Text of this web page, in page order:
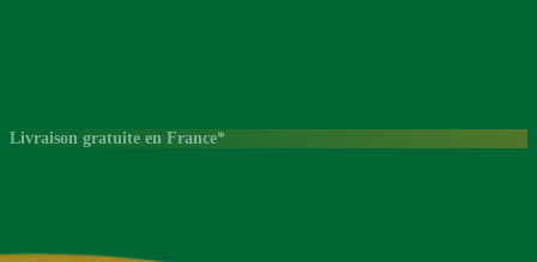
Livraison gratuite en France*